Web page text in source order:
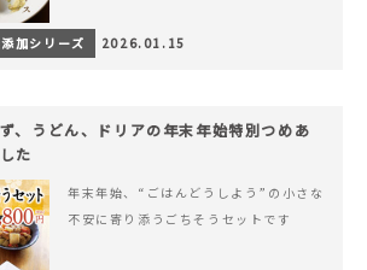
加シリーズ 2026.01.15
、うどん、ドリアの年末年始特別つめあ
た
年末年始、“ごはんどうしよう”の小さな
不安に寄り添うごちそうセットです